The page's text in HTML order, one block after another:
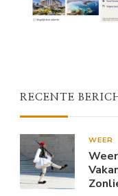
RECENTE
WEER